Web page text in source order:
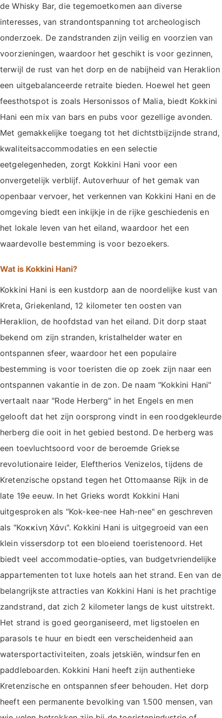
de Whisky Bar, die tegemoetkomen aan diverse
interesses, van strandontspanning tot archeologisch
onderzoek. De zandstranden zijn veilig en voorzien van
voorzieningen, waardoor het geschikt is voor gezinnen,
terwijl de rust van het dorp en de nabijheid van Heraklion
een uitgebalanceerde retraite bieden. Hoewel het geen
feesthotspot is zoals Hersonissos of Malia, biedt Kokkini
Hani een mix van bars en pubs voor gezellige avonden.
Met gemakkelijke toegang tot het dichtstbijzijnde strand,
kwaliteitsaccommodaties en een selectie
eetgelegenheden, zorgt Kokkini Hani voor een
onvergetelijk verblijf. Autoverhuur of het gemak van
openbaar vervoer, het verkennen van Kokkini Hani en de
omgeving biedt een inkijkje in de rijke geschiedenis en
het lokale leven van het eiland, waardoor het een
waardevolle bestemming is voor bezoekers.
Wat is Kokkini Hani?
Kokkini Hani is een kustdorp aan de noordelijke kust van
Kreta, Griekenland, 12 kilometer ten oosten van
Heraklion, de hoofdstad van het eiland. Dit dorp staat
bekend om zijn stranden, kristalhelder water en
ontspannen sfeer, waardoor het een populaire
bestemming is voor toeristen die op zoek zijn naar een
ontspannen vakantie in de zon. De naam "Kokkini Hani"
vertaalt naar "Rode Herberg" in het Engels en men
gelooft dat het zijn oorsprong vindt in een roodgekleurde
herberg die ooit in het gebied bestond. De herberg was
een toevluchtsoord voor de beroemde Griekse
revolutionaire leider, Eleftherios Venizelos, tijdens de
Kretenzische opstand tegen het Ottomaanse Rijk in de
late 19e eeuw. In het Grieks wordt Kokkini Hani
uitgesproken als "Kok-kee-nee Hah-nee" en geschreven
als "Κοκκίνη Χάνι". Kokkini Hani is uitgegroeid van een
klein vissersdorp tot een bloeiend toeristenoord. Het
biedt veel accommodatie-opties, van budgetvriendelijke
appartementen tot luxe hotels aan het strand. Een van de
belangrijkste attracties van Kokkini Hani is het prachtige
zandstrand, dat zich 2 kilometer langs de kust uitstrekt.
Het strand is goed georganiseerd, met ligstoelen en
parasols te huur en biedt een verscheidenheid aan
watersportactiviteiten, zoals jetskiën, windsurfen en
paddleboarden. Kokkini Hani heeft zijn authentieke
Kretenzische en ontspannen sfeer behouden. Het dorp
heeft een permanente bevolking van 1.500 mensen, van